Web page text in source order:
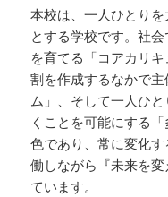
本校は、一人ひとり
とする学校です。社
を育てる「コアカリ
割を作成するなかで
ム」、そして一人ひ
くことを可能にする
色であり、常に変化
働しながら『未来を
ています。